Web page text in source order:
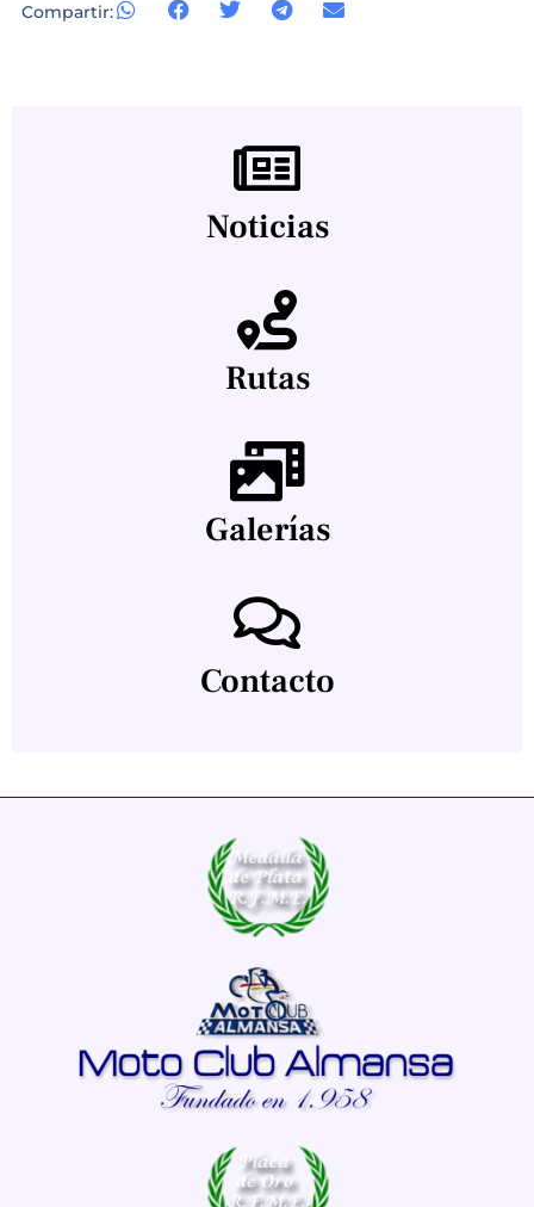
Compartir:
Noticias
Rutas
Galerías
Contacto